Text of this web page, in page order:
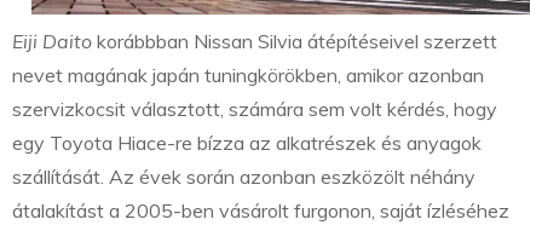
Eiji Daito korábbban Nissan Silvia átépítéseivel szerzett
nevet magának japán tuningkörökben, amikor azonban
szervizkocsit választott, számára sem volt kérdés, hogy
egy Toyota Hiace-re bízza az alkatrészek és anyagok
szállítását. Az évek során azonban eszközölt néhány
átalakítást a 2005-ben vásárolt furgonon, saját ízléséhez